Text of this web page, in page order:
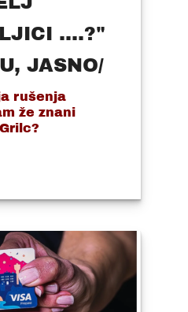
....?"
JASNO/
rušenja
že znani